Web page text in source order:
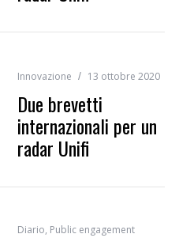
Innovazione 13 ottobre 2020
Due brevetti
internazionali per un
radar Unifi
Diario, Public engagement